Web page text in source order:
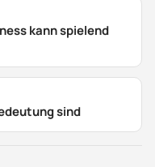
kann spielend
sind